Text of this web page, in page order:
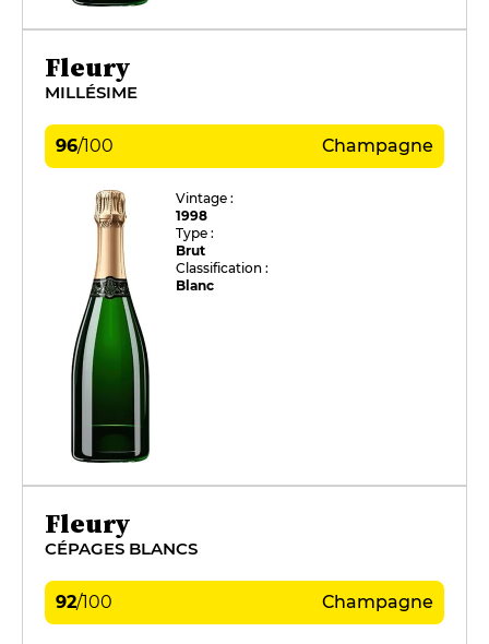
Fleury
MILLÉSIME
96/100 Champagne
Vintage :
1998
Type :
Brut
Classification :
Blanc
Fleury
CÉPAGES BLANCS
92/100 Champagne